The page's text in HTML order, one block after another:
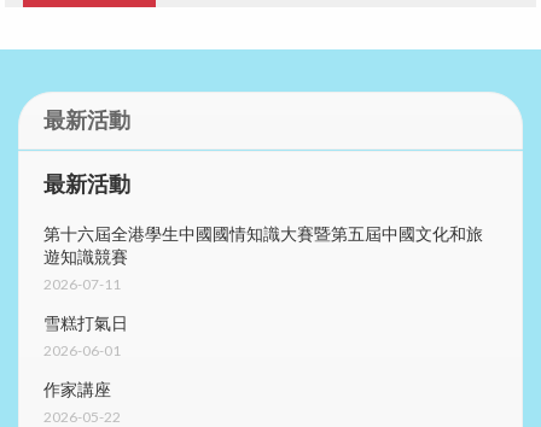
最新活動
最新活動
第十六屆全港學生中國國情知識大賽暨第五屆中國文化和旅
遊知識競賽
2026-07-11
雪糕打氣日
2026-06-01
作家講座
2026-05-22